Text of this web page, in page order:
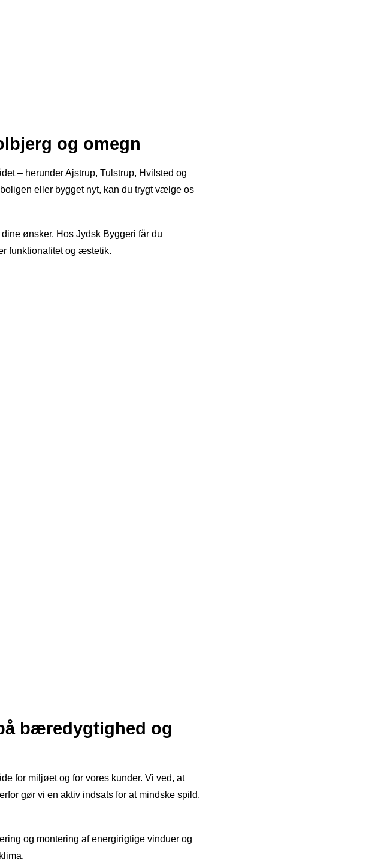
og omegn
– herunder Ajstrup, Tulstrup, Hvilsted og
eller bygget nyt, kan du trygt vælge os
ønsker. Hos Jydsk Byggeri får du
funktionalitet og æstetik.
bæredygtighed og
for miljøet og for vores kunder. Vi ved, at
gør vi en aktiv indsats for at mindske spild,
og montering af energirigtige vinduer og